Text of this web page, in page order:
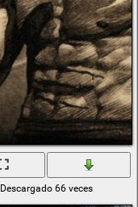
Descargado 66 veces